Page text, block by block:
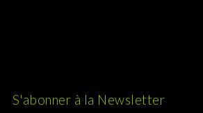
S'abonner à la Newsletter